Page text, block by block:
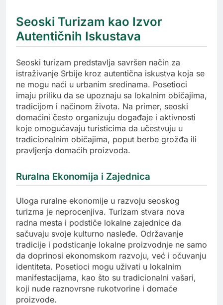
Seoski Turizam kao Izvor
Autentičnih Iskustava
Seoski turizam predstavlja savršen način za
istraživanje Srbije kroz autentična iskustva koja se
ne mogu naći u urbanim sredinama. Posetioci
imaju priliku da se upoznaju sa lokalnim običajima,
tradicijom i načinom života. Na primer, seoski
domaćini često organizuju događaje i aktivnosti
koje omogućavaju turisticima da učestvuju u
tradicionalnim običajima, poput berbe grožđa ili
pravljenja domaćih proizvoda.
Ruralna Ekonomija i Zajednica
Uloga ruralne ekonomije u razvoju seoskog
turizma je neprocenjiva. Turizam stvara nova
radna mesta i podstiče lokalne zajednice da
sačuvaju svoje kulturno nasleđe. Održavanje
tradicije i podsticanje lokalne proizvodnje ne samo
da doprinosi ekonomskom razvoju, već i očuvanju
identiteta. Posetioci mogu uživati u lokalnim
manifestacijama, kao što su tradicionalni vašari,
koji nude raznovrsne rukotvorine i domaće
proizvode.